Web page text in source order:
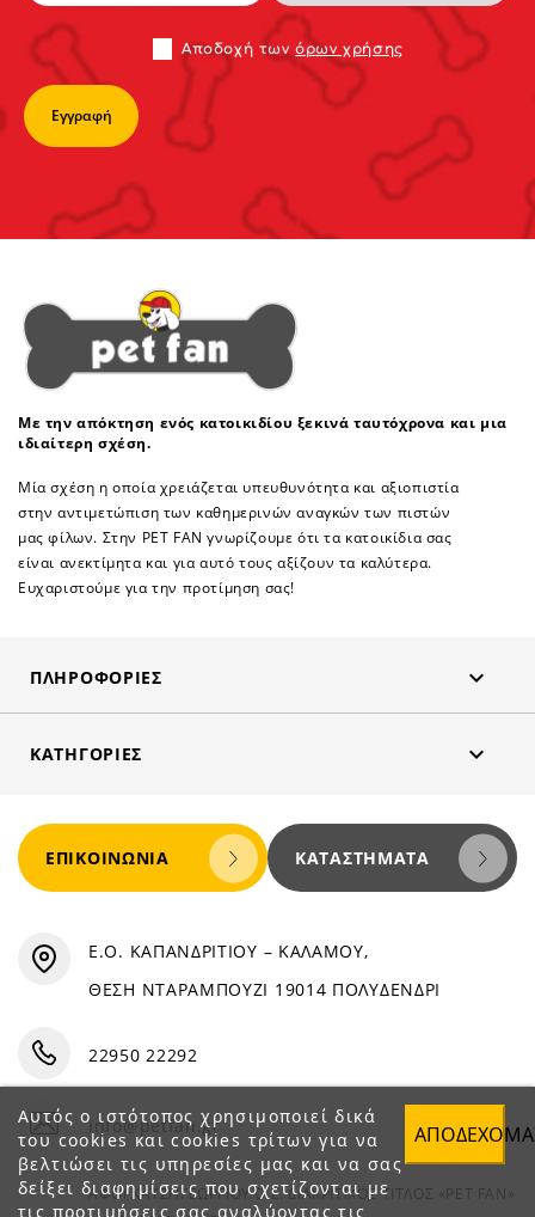
Αποδoχή τωνόρων χρήσης
Με την απόκτηση ενός κατοικιδίου ξεκινά ταυτόχρονα και μια
ιδιαίτερη σχέση.
Μία σχέση η οποία χρειάζεται υπευθυνότητα και αξιοπιστία
στην αντιμετώπιση των καθημερινών αναγκών των πιστών
μας φίλων. Στην PET FAN γνωρίζουμε ότι τα κατοικίδια σας
είναι ανεκτίμητα και για αυτό τους αξίζουν τα καλύτερα.
Ευχαριστούμε για την προτίμηση σας!
ΠΛΗΡΟΦΟΡΊΕΣ 
ΚΑΤΗΓΟΡΊΕΣ 
Αυτός ο ιστότοπος χρησιμοποιεί δικά
του cookies και cookies τρίτων για να
βελτιώσει τις υπηρεσίες μας και να σας
δείξει διαφημίσεις που σχετίζονται με
τις προτιμήσεις σας αναλύοντας τις
ΕΠΙΚΟΙΝΩΝΊΑ ΚΑΤΑΣΤΉΜΑΤΑ
Ε.Ο. ΚΑΠΑΝΔΡΙΤΙΟΥ – ΚΑΛΑΜΟΥ,
ΘΕΣΗ ΝΤΑΡΑΜΠΟΥΖΙ 19014 ΠΟΛΥΔΕΝΔΡΙ
22950 22292
info@petfan.gr
ΑΦΟΙ ΧΑΤΖΗΓΕΩΡΓΙΟΥ Ο.Ε. ΔΙΑΚΡΙΤΙΚΟΣ ΤΙΤΛΟΣ «PET FAN»